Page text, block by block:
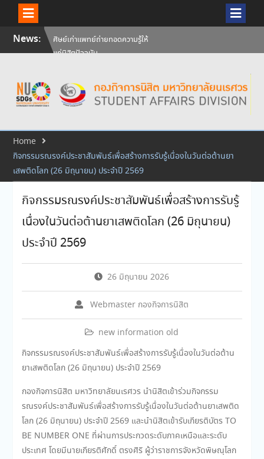
SkipNews:
ศิษย์เก่าแพทย์ถ่ายทอดความรู้ให้
แก่นิสิตปัจจุบัน
วันคล้ายวันสถาปนามหาวิทยาลัย
กรกฎาคม 2569
สัมภาษณ์นิสิตเพื่อพิจารณาเข้ารับ
ทุนการศึกษามหาวิทยาลัยนเรศวร
Home
กิจกรรมรณรงค์ประชาสัมพันธ์เพื่อสร้างการรับรู้เนื่องในวันต่อต้านยา
เสพติดโลก (26 มิถุนายน) ประจำปี 2569
กิจกรรมรณรงค์ประชาสัมพันธ์เพื่อสร้างการรับรู้
เนื่องในวันต่อต้านยาเสพติดโลก (26 มิถุนายน)
ประจำปี 2569
26 มิถุนายน 2026
Webmaster กองกิจการนิสิต
new information old
กิจกรรมรณรงค์ประชาสัมพันธ์เพื่อสร้างการรับรู้เนื่องในวันต่อต้าน
ยาเสพติดโลก (26 มิถุนายน) ประจำปี 2569
กองกิจการนิสิต มหาวิทยาลัยนเรศวร นำนิสิตเข้าร่วมกิจกรรม
รณรงค์ประชาสัมพันธ์เพื่อสร้างการรับรู้เนื่องในวันต่อต้านยาเสพติด
โลก (26 มิถุนายน) ประจำปี 2569 และนำนิสิตเข้ารับเกียรติบัตร TO
BE NUMBER ONE ที่ผ่านการประกวดระดับภาคเหนือและระดับ
ประเทศ โดยมีนายเกียรติศักดิ์ ตรงศิริ ผู้ว่าราชการจังหวัดพิษณุโลก